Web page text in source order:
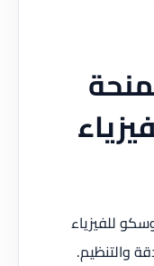
للفيزياء
والتنظيم.